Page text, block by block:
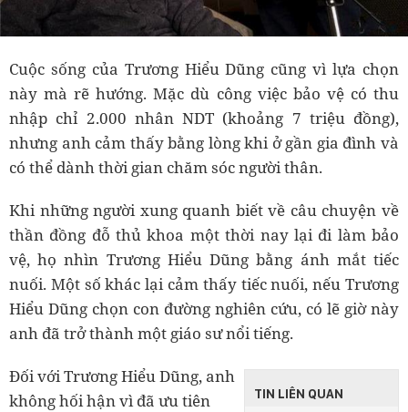
Cuộc sống của Trương Hiểu Dũng cũng vì lựa chọn
này mà rẽ hướng. Mặc dù công việc bảo vệ có thu
nhập chỉ 2.000 nhân NDT (khoảng 7 triệu đồng),
nhưng anh cảm thấy bằng lòng khi ở gần gia đình và
có thể dành thời gian chăm sóc người thân.
Khi những người xung quanh biết về câu chuyện về
thần đồng đỗ thủ khoa một thời nay lại đi làm bảo
vệ, họ nhìn Trương Hiểu Dũng bằng ánh mắt tiếc
nuối. Một số khác lại cảm thấy tiếc nuối, nếu Trương
Hiểu Dũng chọn con đường nghiên cứu, có lẽ giờ này
anh đã trở thành một giáo sư nổi tiếng.
TIN LIÊN QUAN
Đối với Trương Hiểu Dũng, anh
không hối hận vì đã ưu tiên